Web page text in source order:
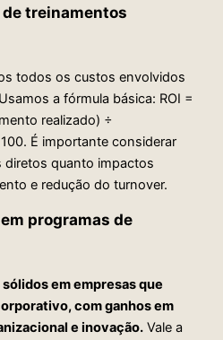
de treinamentos
todos os custos envolvidos
a fórmula básica: ROI =
realizado) ÷
É importante considerar
quanto impactos
e redução do turnover.
programas de
em empresas que
com ganhos em
e inovação. Vale a